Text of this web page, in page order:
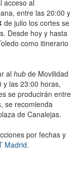
acceso al
entre las 20:00 y
de julio los cortes se
Desde hoy y hasta
como itinerario
al hub de Movilidad
y las 23:00 horas,
se producirán entre
se recomienda
de Canalejas.
por fechas y
Madrid.